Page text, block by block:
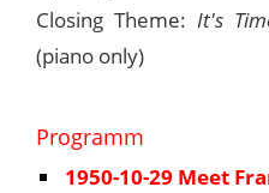
Closing Theme:It's
(piano only)
Programm
1950-10-29 Meet